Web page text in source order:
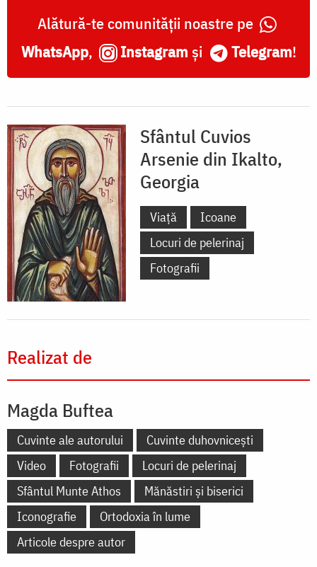
Ikalto,Alătură-te comunității noastre pe
WhatsApp, Instagram și Telegram!
Sfântul Cuvios
Arsenie din Ikalto,
Georgia
Viață
Icoane
Locuri de pelerinaj
Fotografii
Realizat de
Magda Buftea
Cuvinte ale autorului
Cuvinte duhovnicești
Video
Fotografii
Locuri de pelerinaj
Sfântul Munte Athos
Mănăstiri și biserici
Iconografie
Ortodoxia în lume
Articole despre autor